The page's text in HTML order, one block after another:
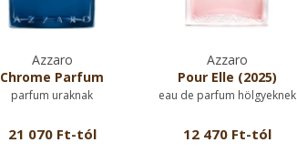
Azzaro
Chrome Parfum
parfum uraknak
21 070 Ft-tól
Azzaro
Pour Elle (2025)
eau de parfum hölgyeknek
12 470 Ft-tól